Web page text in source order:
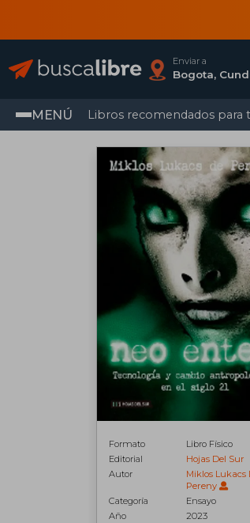
Enviar a
MENÚ Libros recomendados para
Formato
Libro Físico
Editorial
Hojas Del Sur
Autor
Miklos Lukacs
Pereny
Categoría
Ensayo
Año
2023